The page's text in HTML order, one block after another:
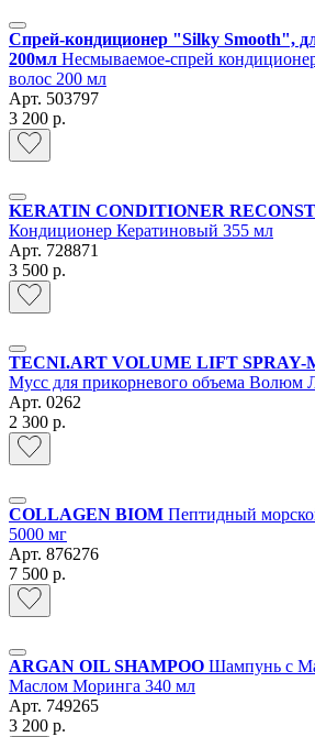
Спрей-кондиционер "Silky Smooth",
200мл Несмываемое-спрей
волос 200 мл
Арт. 503797
3 200 р.
KERATIN CONDITIONER
Кондиционер Кератиновый 355 мл
Арт. 728871
3 500 р.
TECNI.ART VOLUME LIFT SPRAY-
Мусс для прикорневого объема Волюм
Арт. 0262
2 300 р.
COLLAGEN BIOM Пептидный
5000 мг
Арт. 876276
7 500 р.
ARGAN OIL SHAMPOO Шампунь с
Маслом Моринга 340 мл
Арт. 749265
3 200 р.